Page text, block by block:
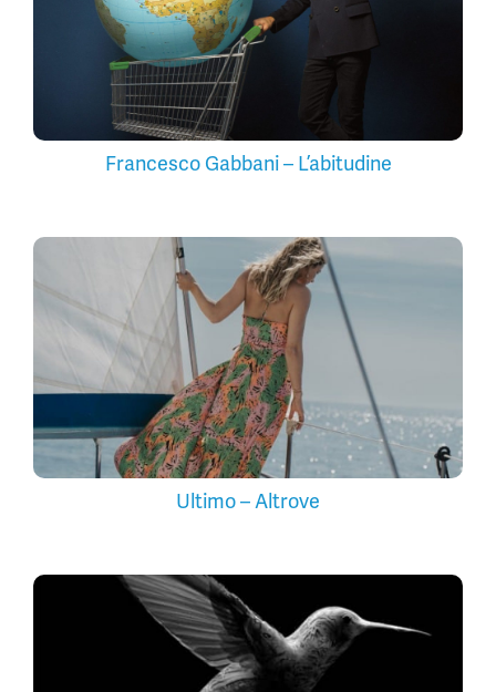
Francesco Gabbani – L’abitudine
Ultimo – Altrove